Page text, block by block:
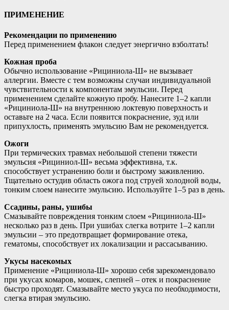
ПРИМЕНЕНИЕ
Рекомендации по применению
Перед применением флакон следует энергично взболтать!
Кожная проба
Обычно использование «Рициниола-Ш» не вызывает
аллергии. Вместе с тем возможны случаи индивидуальной
чувствительности к компонентам эмульсии. Перед
применением сделайте кожную пробу. Нанесите 1–2 капли
«Рициниола-Ш» на внутреннюю локтевую поверхность и
оставьте на 2 часа. Если появится покраснение, зуд или
припухлость, применять эмульсию Вам не рекомендуется.
Ожоги
При термических травмах небольшой степени тяжести
эмульсия «Рициниол-Ш» весьма эффективна, т.к.
способствует устранению боли и быстрому заживлению.
Тщательно остудив область ожога под струей холодной воды,
тонким слоем нанесите эмульсию. Используйте 1–5 раз в день.
Ссадины, раны, ушибы
Смазывайте повреждения тонким слоем «Рициниола-Ш»
несколько раз в день. При ушибах слегка вотрите 1–2 капли
эмульсии – это предотвращает формирование отека,
гематомы, способствует их локализации и рассасыванию.
Укусы насекомых
Применение «Рициниола-Ш» хорошо себя зарекомендовало
при укусах комаров, мошек, слепней – отек и покраснение
быстро проходят. Смазывайте место укуса по необходимости,
слегка втирая эмульсию.